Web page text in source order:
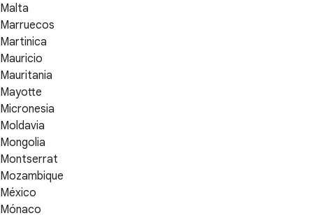
Malta
Marruecos
Martinica
Mauricio
Mauritania
Mayotte
Micronesia
Moldavia
Mongolia
Montserrat
Mozambique
México
Mónaco